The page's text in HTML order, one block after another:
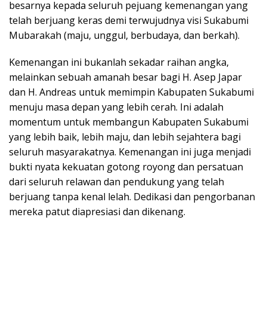
besarnya kepada seluruh pejuang kemenangan yang
telah berjuang keras demi terwujudnya visi Sukabumi
Mubarakah (maju, unggul, berbudaya, dan berkah).
Kemenangan ini bukanlah sekadar raihan angka,
melainkan sebuah amanah besar bagi H. Asep Japar
dan H. Andreas untuk memimpin Kabupaten Sukabumi
menuju masa depan yang lebih cerah. Ini adalah
momentum untuk membangun Kabupaten Sukabumi
yang lebih baik, lebih maju, dan lebih sejahtera bagi
seluruh masyarakatnya. Kemenangan ini juga menjadi
bukti nyata kekuatan gotong royong dan persatuan
dari seluruh relawan dan pendukung yang telah
berjuang tanpa kenal lelah. Dedikasi dan pengorbanan
mereka patut diapresiasi dan dikenang.